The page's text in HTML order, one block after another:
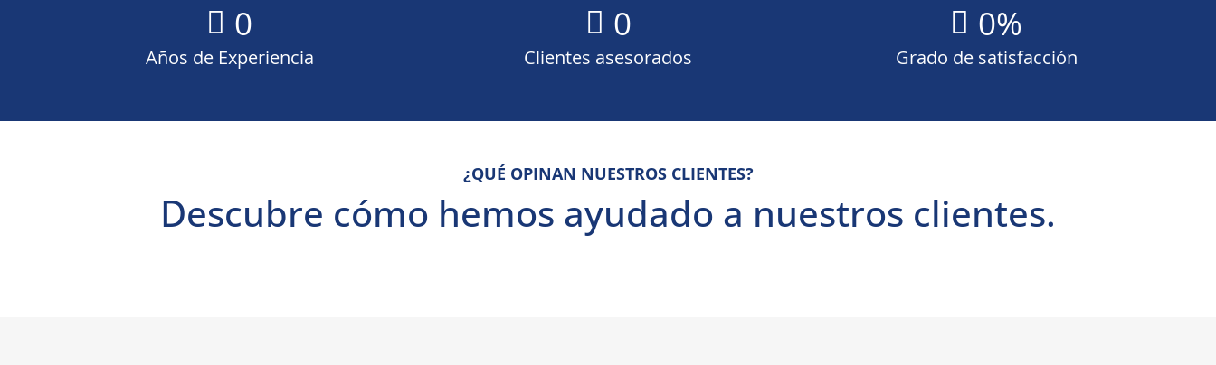
0
Años de Experiencia
0
Clientes asesorados
0%
Grado de satisfacción
¿QUÉ OPINAN NUESTROS CLIENTES?
Descubre cómo hemos ayudado a nuestros clientes.